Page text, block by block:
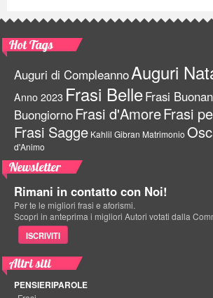
Hot Tags
Auguri di CompleannoAuguri
Anno 2023 Frasi BelleFrasi
BuongiornoFrasi d'AmoreFrasi
Frasi Sagge Kahlil Gibran Matrimonio
d'Animo
Newsletter
Rimani in contatto con Noi!
Per te le migliori frasi e aforismi.
Scopri in anteprima i migliori Autori votati dalla
ISCRIVITI
Altri siti
PENSIERIPAROLE